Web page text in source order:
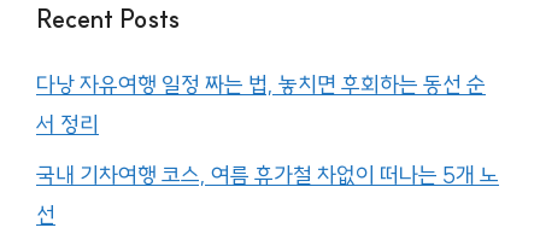
Recent Posts
다낭 자유여행 일정 짜는 법, 놓치면 후회하는 동선 순
서 정리
국내 기차여행 코스, 여름 휴가철 차없이 떠나는 5개 노
선